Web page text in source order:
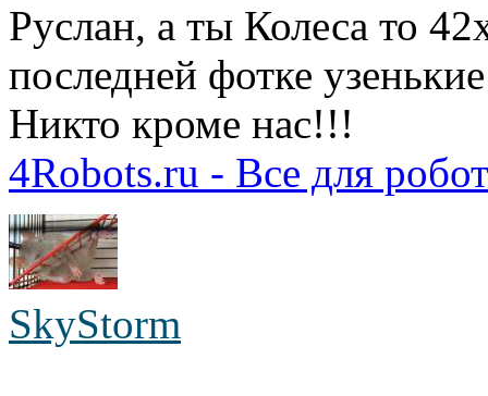
Руслан, а ты Колеса то
последней фотке
Никто кроме нас!!!
4Robots.ru - Все для
SkyStorm